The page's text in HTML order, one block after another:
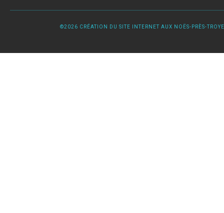
©2026 CRÉATION DU SITE INTERNET AUX NOËS-PRÈS-